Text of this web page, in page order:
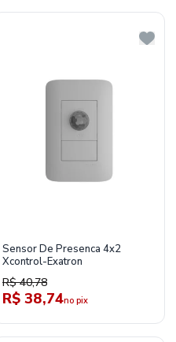
Sensor De Presenca 4x2
Xcontrol-Exatron
R$ 40,78
R$ 38,74no pix